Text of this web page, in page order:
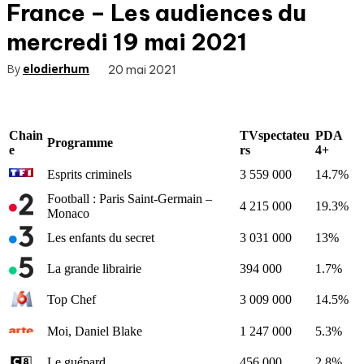
France – Les audiences du
mercredi 19 mai 2021
By elodierhum 20 mai 2021
Chain
e
Programme
TVspectateu
rs
PDA
4+
Esprits criminels
3 559 000
14.7%
Football : Paris Saint-Germain –
Monaco
4 215 000 19.3%
Les enfants du secret 3 031 000 13%
La grande librairie 394 000 1.7%
Top Chef 3 009 000 14.5%
Moi, Daniel Blake 1 247 000 5.3%